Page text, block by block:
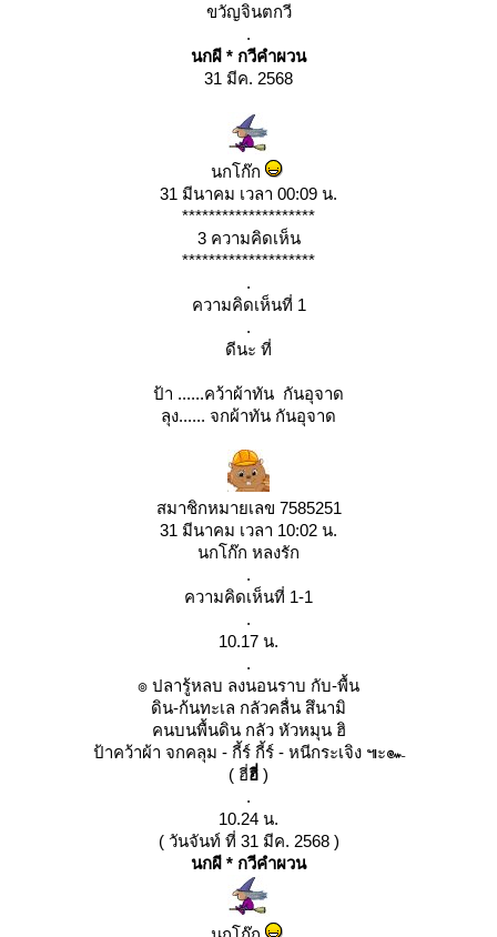
ขวัญจินตกวี
.
นกผี * กวีคำผวน
31 มีค. 2568
นกโก๊ก
31 มีนาคม เวลา 00:09 น.
********************
3 ความคิดเห็น
********************
.
ความคิดเห็นที่ 1
.
ดีนะ ที่
ป้า ......คว้าผ้าทัน กันอุจาด
ลุง...... จกผ้าทัน กันอุจาด
สมาชิกหมายเลข 7585251
31 มีนาคม เวลา 10:02 น.
นกโก๊ก หลงรัก
.
ความคิดเห็นที่ 1-1
.
10.17 น.
.
๏ ปลารู้หลบ ลงนอนราบ กับ-พื้น
ดิน-ก้นทะเล กลัวคลื่น สึนามิ
คนบนพื้นดิน กลัว หัวหมุน ฮิ
ป้าคว้าผ้า จกคลุม - กี้ร์ กี้ร์ - หนีกระเจิง ๚ะ๛
( ฮี่ฮี่ )
.
10.24 น.
( วันจันท์ ที่ 31 มีค. 2568 )
นกผี * กวีคำผวน